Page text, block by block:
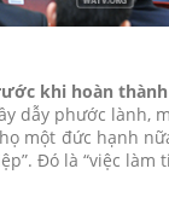
khi hoàn thành
dẫy phước lành,
một đức hạnh
Đó là “việc làm